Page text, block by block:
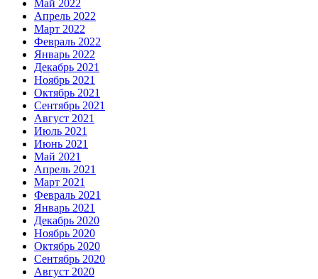
Май 2022
Апрель 2022
Март 2022
Февраль 2022
Январь 2022
Декабрь 2021
Ноябрь 2021
Октябрь 2021
Сентябрь 2021
Август 2021
Июль 2021
Июнь 2021
Май 2021
Апрель 2021
Март 2021
Февраль 2021
Январь 2021
Декабрь 2020
Ноябрь 2020
Октябрь 2020
Сентябрь 2020
Август 2020